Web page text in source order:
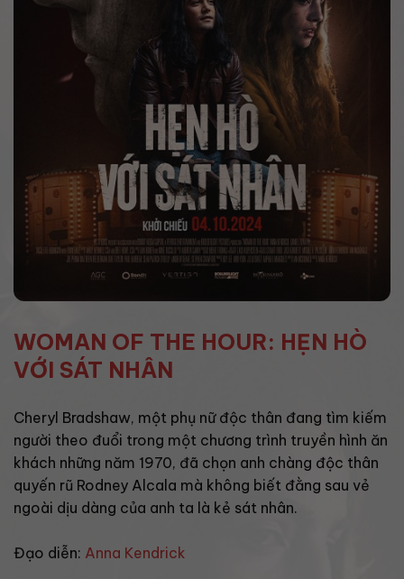
WOMAN OF THE HOUR: HẸN HÒ
VỚI SÁT NHÂN
Cheryl Bradshaw, một phụ nữ độc thân đang tìm kiếm
người theo đuổi trong một chương trình truyền hình ăn
khách những năm 1970, đã chọn anh chàng độc thân
quyến rũ Rodney Alcala mà không biết đằng sau vẻ
ngoài dịu dàng của anh ta là kẻ sát nhân.
Đạo diễn: Anna Kendrick